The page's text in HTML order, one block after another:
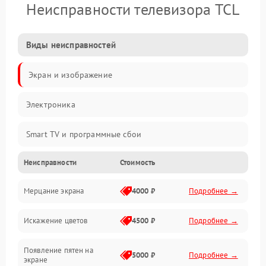
Неисправности телевизора TCL
Виды неисправностей
Экран и изображение
Электроника
Smart TV и программные сбои
Питание и запуск
Подсветка и LED-модули
Звук и аудиосистема
Сигнал и приём каналов
Неисправности Стоимость
Мерцание экрана 4000 ₽ Подробнее →
Искажение цветов 4500 ₽ Подробнее →
Появление пятен на
экране
5000 ₽ Подробнее →